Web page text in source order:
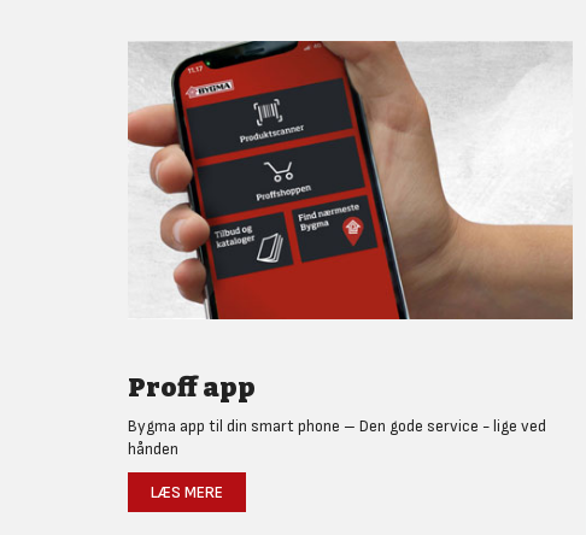
Proff app
Bygma app til din smart phone – Den gode service - lige ved
hånden
LÆS MERE